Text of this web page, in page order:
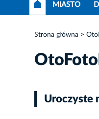
MIASTO
Strona główna
Uroczyste